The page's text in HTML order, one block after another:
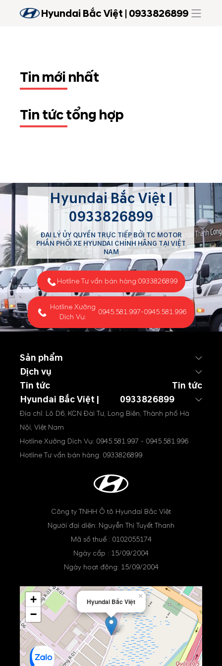
Hyundai Bắc Việt | 0933826899
Tin mới nhất
Tin tức tổng hợp
Hyundai Bắc Việt |
0933826899
ĐẠI LÝ ỦY QUYỀN TRỰC TIẾP BỞI TC MOTOR
PHÂN PHỐI XE HYUNDAI CHÍNH HÃNG TẠI VIỆT
NAM
Hotline Tư vấn bán hàng:0933826899
Hotline Xưởng
Dịch Vụ:
0945.581.997-0945.581.996
Sản phẩm
Dịch vụ
Tin tức
Tin tức
Hyundai Bắc Việt |
0933826899
Địa chỉ: Lô D6, KCN Đài Tư, Long Biên, Thành phố Hà
Nội, Việt Nam
Hotline Xưởng Dịch Vụ: 0945.581.997 - 0945.581.996
Hotline Tư vấn bán hàng: 0933826899
Công ty TNHH Ô tô Hyundai Bắc Việt
Người đại diện: Nguyễn Thị Tuyết Thanh
Mã số thuế : 0102055174
Ngày cấp : 15/09/2004
Ngày hoạt động: 15/09/2004
Hyundai Bắc Việt
×
+
−